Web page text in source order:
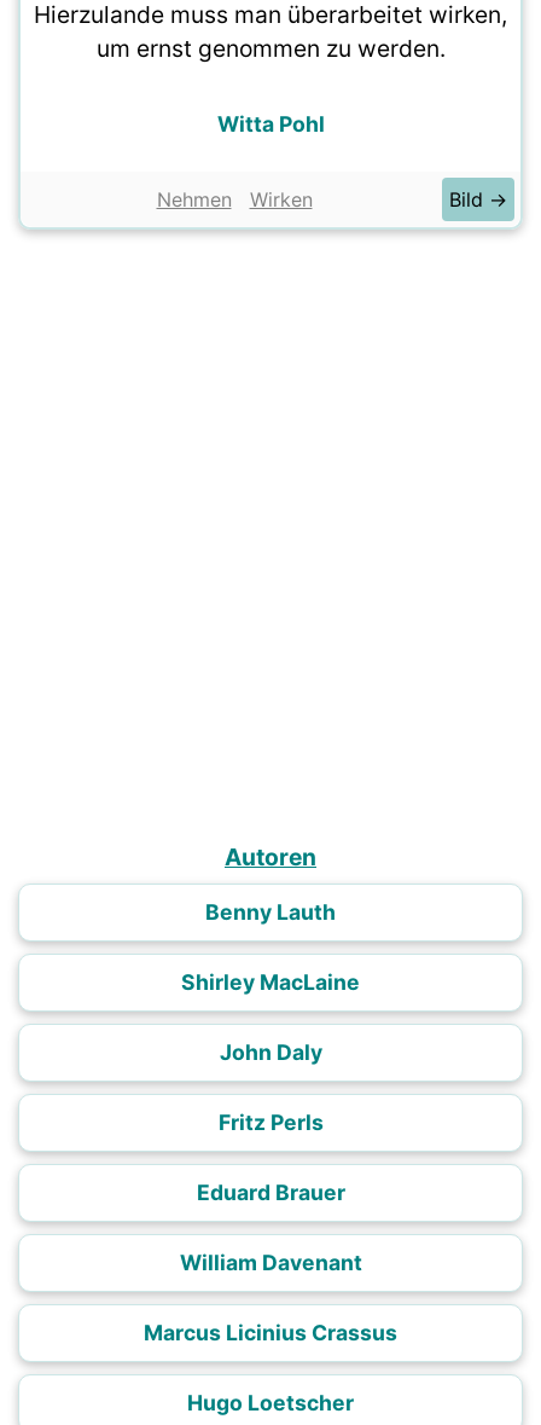
Hierzulande muss man überarbeitet wirken,
um ernst genommen zu werden.
Witta Pohl
Nehmen Wirken Bild →
Autoren
Benny Lauth
Shirley MacLaine
John Daly
Fritz Perls
Eduard Brauer
William Davenant
Marcus Licinius Crassus
Hugo Loetscher